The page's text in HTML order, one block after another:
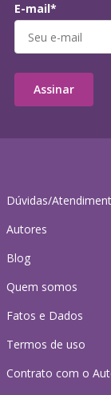
Dúvidas/
Autores
Blog
Quem somos
Fatos e Dados
Termos de uso
Contrato com o
E-mail*
Assinar